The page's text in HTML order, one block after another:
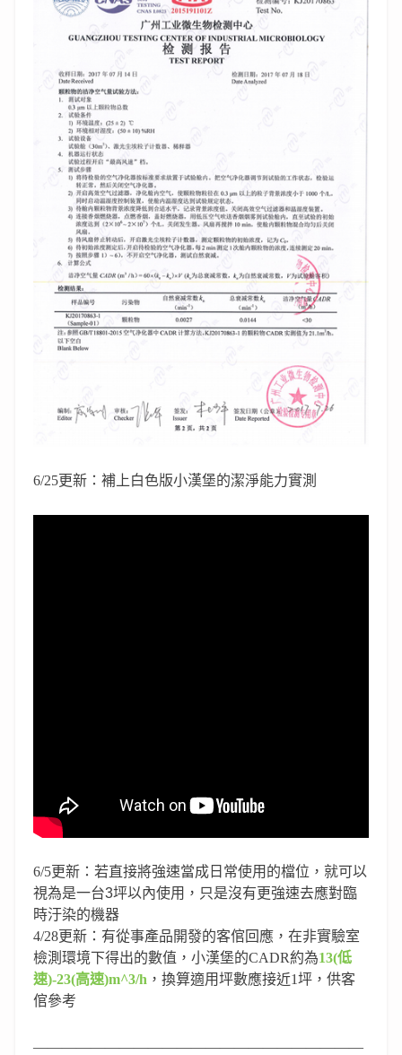
6/25更新：補上白色版小漢堡的潔淨能力實測
6/5更新：若直接將強速當成日常使用的檔位， 就可以
視為是一台3坪以內使用， 只是沒有更強速去應對臨
時汙染的機器
4/28更新：有從事產品開發的客倌回應，在非實驗室
檢測環境下得出的數值，小漢堡的CADR約為13(低
速)-23(高速)m^3/h ，換算適用坪數應接近1坪，供客
倌參考
———————————————————————